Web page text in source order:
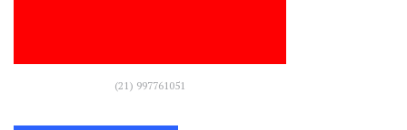
(21) 997761051